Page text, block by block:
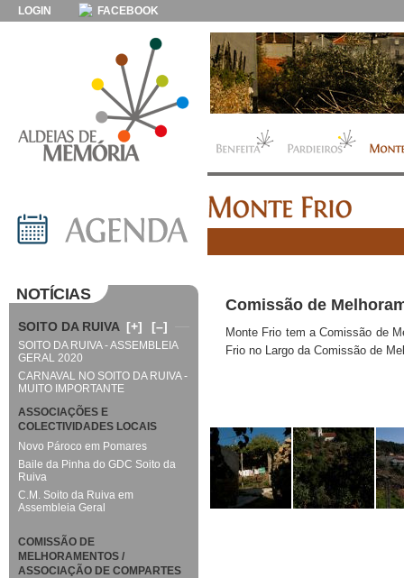
LOGIN FACEBOOK
Comissão de
Monte Frio tem a Comissão de
Frio no Largo da Comissão de
NOTÍCIAS
SOITO DA RUIVA [+] [–]
SOITO DA RUIVA - ASSEMBLEIA
GERAL 2020
CARNAVAL NO SOITO DA RUIVA -
MUITO IMPORTANTE
ASSOCIAÇÕES E
COLECTIVIDADES LOCAIS
Novo Pároco em Pomares
Baile da Pinha do GDC Soito da
Ruiva
C.M. Soito da Ruiva em
Assembleia Geral
COMISSÃO DE
MELHORAMENTOS /
ASSOCIAÇÃO DE COMPARTES